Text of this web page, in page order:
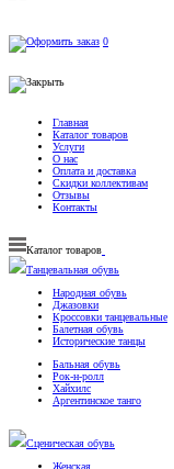
0
Главная
Каталог товаров
Услуги
О нас
Оплата и доставка
Скидки коллективам
Отзывы
Контакты
Каталог товаров
Танцевальная обувь
Народная обувь
Джазовки
Кроссовки танцевальные
Балетная обувь
Исторические танцы
Бальная обувь
Рок-н-ролл
Хайхилс
Аргентинское танго
Сценическая обувь
Женская